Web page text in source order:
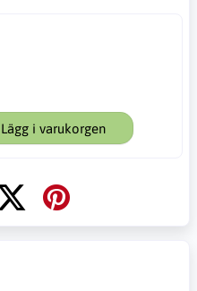
Lägg i varukorgen